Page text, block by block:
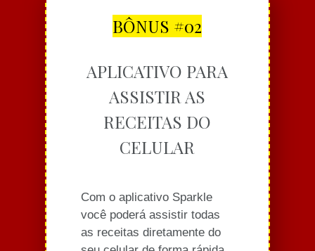
BÔNUS #02
APLICATIVO PARA
ASSISTIR AS
RECEITAS DO
CELULAR
Com o aplicativo Sparkle
você poderá assistir todas
as receitas diretamente do